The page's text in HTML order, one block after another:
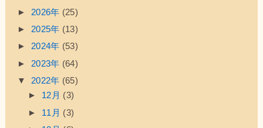
► 2026年 (25)
► 2025年 (13)
► 2024年 (53)
► 2023年 (64)
▼ 2022年 (65)
► 12月 (3)
► 11月 (3)